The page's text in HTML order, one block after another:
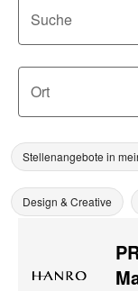
Suche
Ort
Stellenangebote in
Design & Creative